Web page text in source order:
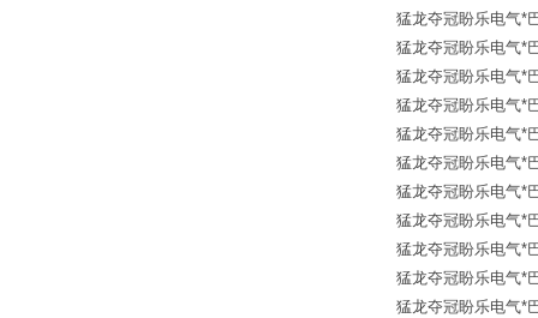
猛龙夺冠盼乐电气*
猛龙夺冠盼乐电气*
猛龙夺冠盼乐电气*
猛龙夺冠盼乐电气*
猛龙夺冠盼乐电气*
猛龙夺冠盼乐电气*
猛龙夺冠盼乐电气*
猛龙夺冠盼乐电气*
猛龙夺冠盼乐电气*
猛龙夺冠盼乐电气*
猛龙夺冠盼乐电气*